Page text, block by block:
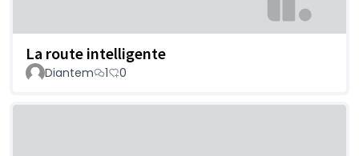
La route intelligente
Diantem 1 0